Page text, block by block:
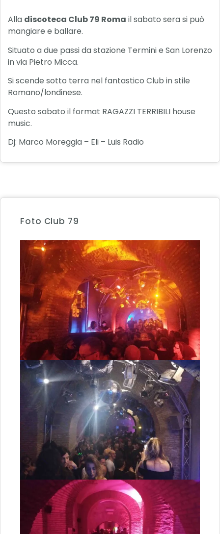
Alla discoteca Club 79 Roma il sabato sera si può
mangiare e ballare.
Situato a due passi da stazione Termini e San Lorenzo
in via Pietro Micca.
Si scende sotto terra nel fantastico Club in stile
Romano/londinese.
Questo sabato il format RAGAZZI TERRIBILI house
music.
Dj: Marco Moreggia – Eli – Luis Radio
Foto Club 79